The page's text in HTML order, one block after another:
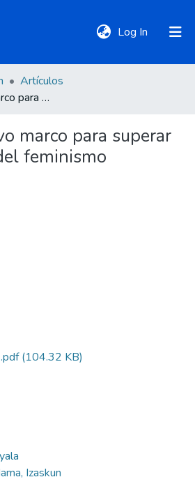
Log In (current)
Artículos
Hacia un nuevo marco para superar las sombras del feminismo institucional
marco para superar
feminismo
(104.32 KB)
Izaskun